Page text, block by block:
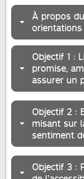
À propos
Objectif 1 :
promise,
assurer un
Objectif 2 :
misant sur
sentiment
Objectif 3 :